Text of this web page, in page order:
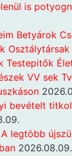
is
Betyárok
Testepitők
VV sek
bevételt
A legtöbb
2026.08.09.